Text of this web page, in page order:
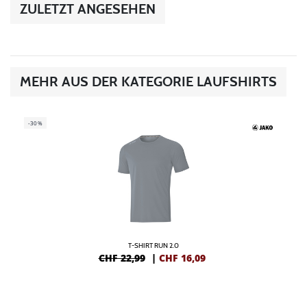
ZULETZT ANGESEHEN
MEHR AUS DER KATEGORIE LAUFSHIRTS
-30%
T-SHIRT RUN 2.0
CHF 22,99 | CHF 16,09